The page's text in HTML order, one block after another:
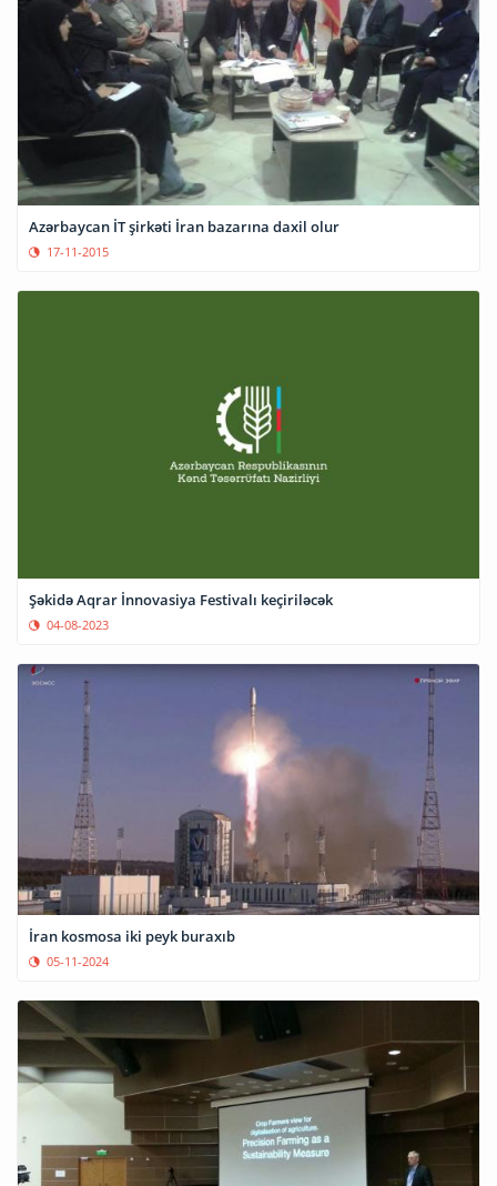
Azərbaycan İT şirkəti İran bazarına daxil olur
17-11-2015
Şəkidə Aqrar İnnovasiya Festivalı keçiriləcək
04-08-2023
İran kosmosa iki peyk buraxıb
05-11-2024